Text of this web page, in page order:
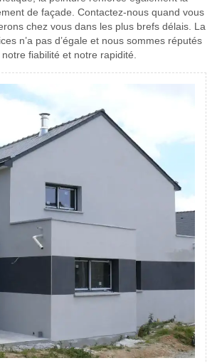
de façade. Contactez-nous quand vous
chez vous dans les plus brefs délais. La
n’a pas d’égale et nous sommes réputés
fiabilité et notre rapidité.